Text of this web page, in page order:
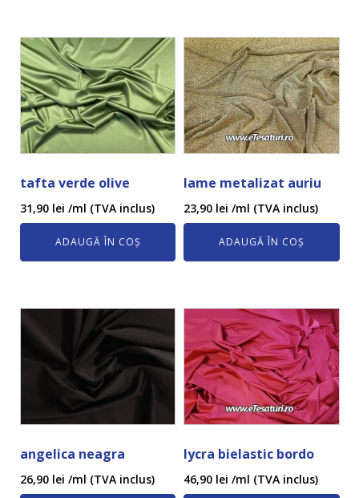
tafta verde olive
31,90 lei /ml (TVA inclus)
ADAUGĂ ÎN COȘ
lame metalizat auriu
23,90 lei /ml (TVA inclus)
ADAUGĂ ÎN COȘ
angelica neagra
26,90 lei /ml (TVA inclus)
lycra bielastic bordo
46,90 lei /ml (TVA inclus)